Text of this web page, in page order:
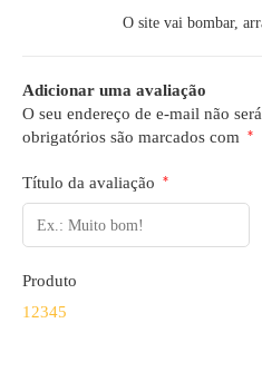
O site vai bombar,
Adicionar uma avaliação
O seu endereço de e-mail não
obrigatórios são marcados com
*
Título da avaliação *
Produto
12345